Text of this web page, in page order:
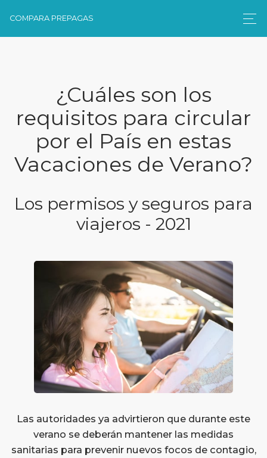
COMPARA PREPAGAS
¿Cuáles son los
requisitos para circular
por el País en estas
Vacaciones de Verano?
Los permisos y seguros para
viajeros - 2021
Las autoridades ya advirtieron que durante este
verano se deberán mantener las medidas
sanitarias para prevenir nuevos focos de contagio,